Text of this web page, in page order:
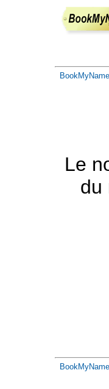
BookMyName
Le
du
BookMyName